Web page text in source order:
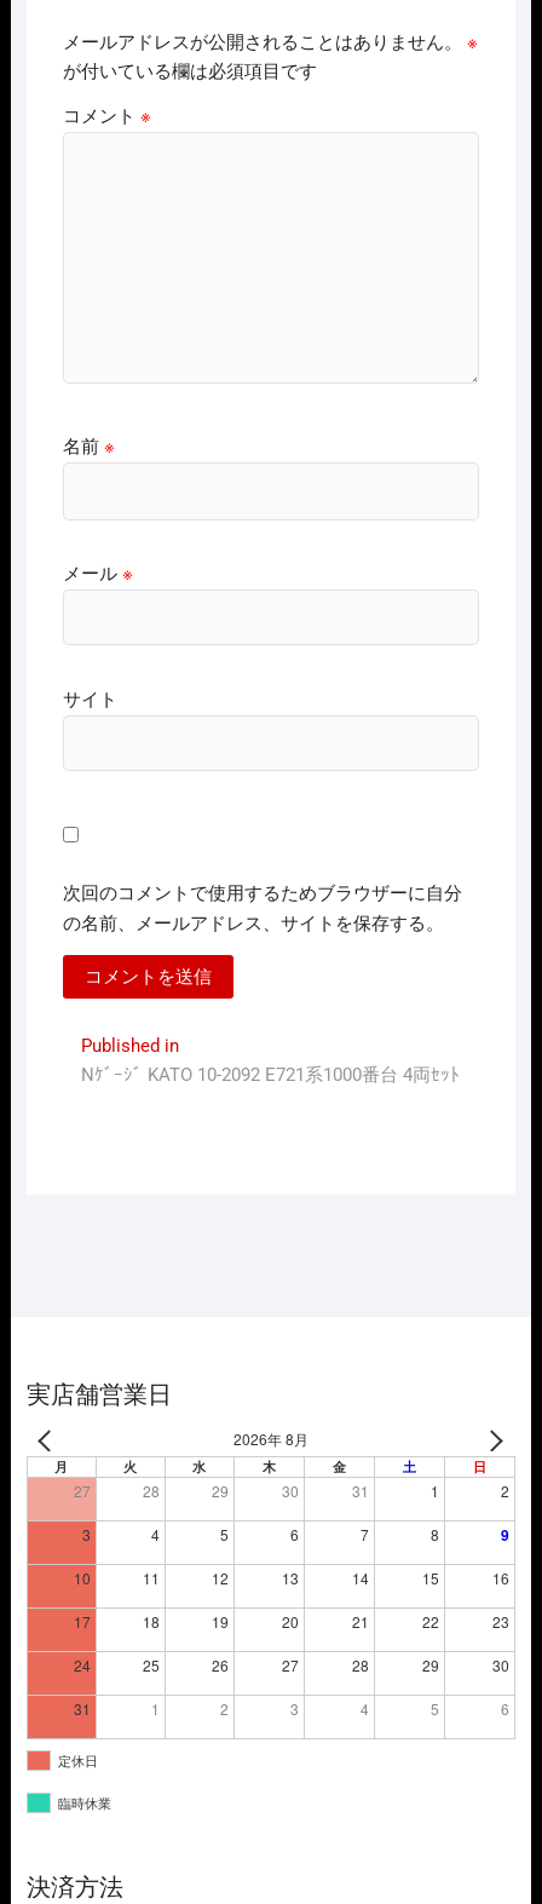
メールアドレスが公開されることはありません。
※
が付いている欄は必須項目です
コメント ※
名前 ※
メール ※
サイト
次回のコメントで使用するためブラウザーに自分
の名前、メールアドレス、サイトを保存する。
投
稿
Published in
Nｹﾞｰｼﾞ KATO 10-2092 E721系1000番台 4両ｾｯﾄ
実店舗営業日
2026年 8月
月 火 水 木 金 土 日
27 28 29 30 31 1 2
3 4 5 6 7 8 9
10 11 12 13 14 15 16
17 18 19 20 21 22 23
24 25 26 27 28 29 30
31 1 2 3 4 5 6
定休日
臨時休業
決済方法